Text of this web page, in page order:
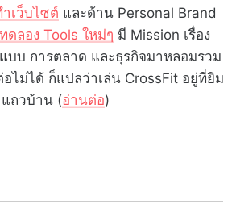
เว็บไซต์ และด้าน Personal Brand
ทดลอง Tools ใหม่ๆ มี Mission เรื่อง
บบ การตลาด และธุรกิจมาหลอมรวม
ไม่ได้ ก็แปลว่าเล่น CrossFit อยู่ที่ยิม
แถวบ้าน (อ่านต่อ)